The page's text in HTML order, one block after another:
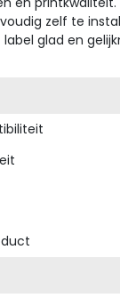
zelf te
glad en